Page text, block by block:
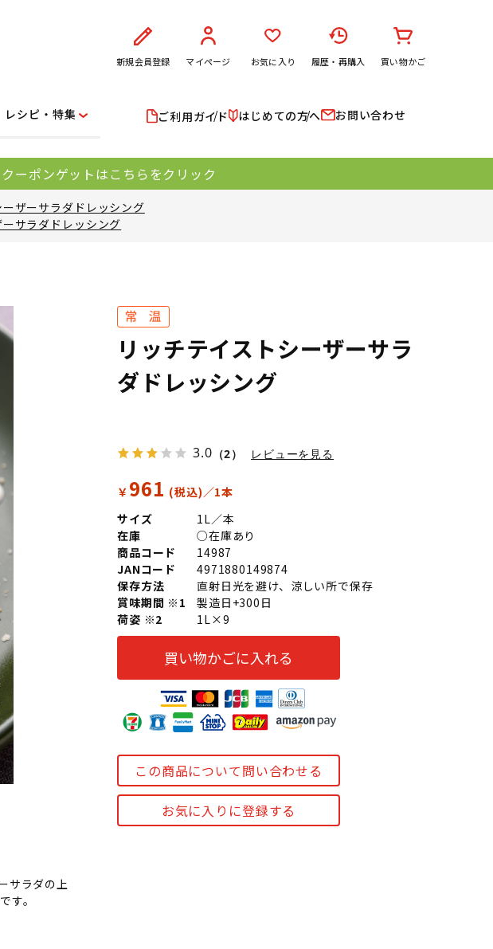
新規会員登録 マイページ お気に入り 履歴・再購入 買い物かご
レシピ・特集 ご利用ガイド はじめての方へ お問い合わせ
ーポンゲットはこちらをクリック
ザーサラダドレッシング
サラダドレッシング
サラダの上
す。
リッチテイストシーザーサラ
ダドレッシング
3.0 （2） レビューを見る
￥ 961
商品コード 14987
サイズ
1L／本
在庫
○在庫あり
JANコード
4971880149874
保存方法
直射日光を避け、涼しい所で保存
賞味期間 ※1
製造日+300日
荷姿 ※2
1L×9
買い物かごに入れる
この商品について問い合わせる
お気に入りに登録する